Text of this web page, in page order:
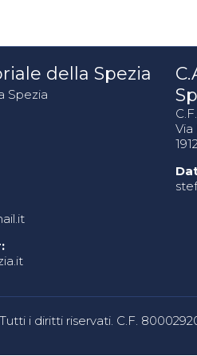
della Spezia
Spezia
Via
i diritti riservati. C.F.